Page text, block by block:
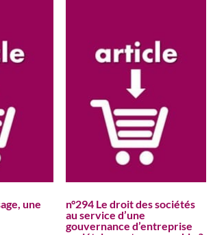
une
n°294 Le droit des sociétés
au service d’une
gouvernance d’entreprise